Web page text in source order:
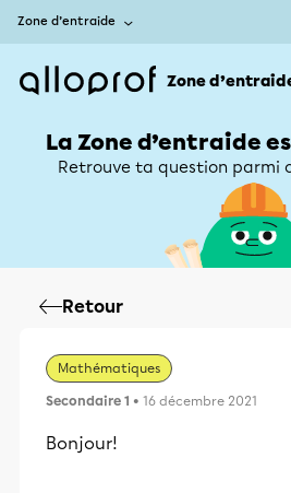
Zone d’entraide
Zone
La Zone d’entraide
Retrouve ta question parmi
Retour
Mathématiques
Secondaire 1 • 16 décembre 2021
Bonjour!